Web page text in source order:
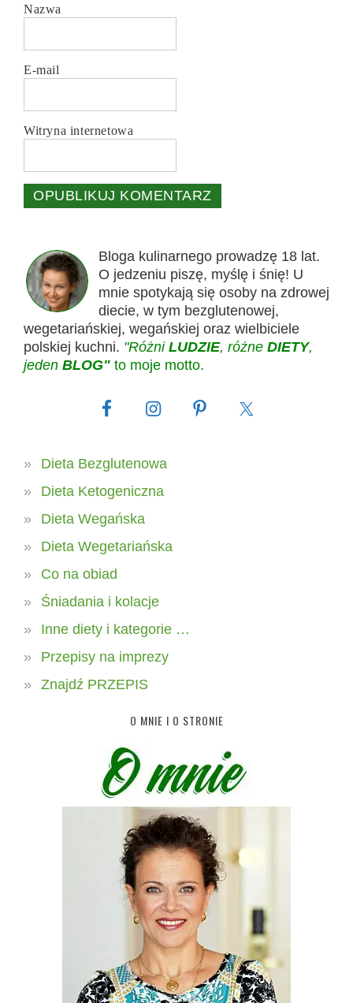
Nazwa
E-mail
Witryna internetowa
Bloga kulinarnego prowadzę 18 lat.
O jedzeniu piszę, myślę i śnię! U
mnie spotykają się osoby na zdrowej
diecie, w tym bezglutenowej,
wegetariańskiej, wegańskiej oraz wielbiciele
polskiej kuchni. "Różni LUDZIE, różne DIETY,
jeden BLOG" to moje motto.
Dieta Bezglutenowa
Dieta Ketogeniczna
Dieta Wegańska
Dieta Wegetariańska
Co na obiad
Śniadania i kolacje
Inne diety i kategorie …
Przepisy na imprezy
Znajdź PRZEPIS
O MNIE I O STRONIE